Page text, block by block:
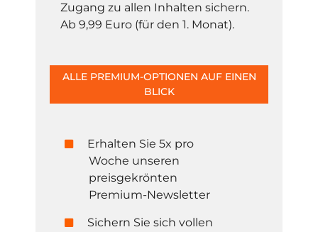
Zugang zu allen Inhalten sichern.
Ab 9,99 Euro (für den 1. Monat).
ALLE PREMIUM-OPTIONEN AUF EINEN
BLICK
Erhalten Sie 5x pro
Woche unseren
preisgekrönten
Premium-Newsletter
Sichern Sie sich vollen